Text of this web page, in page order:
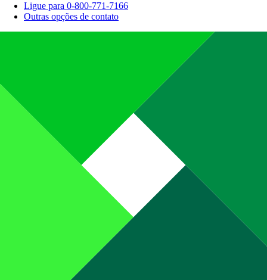
Ligue para 0-800-771-7166
Outras opções de contato